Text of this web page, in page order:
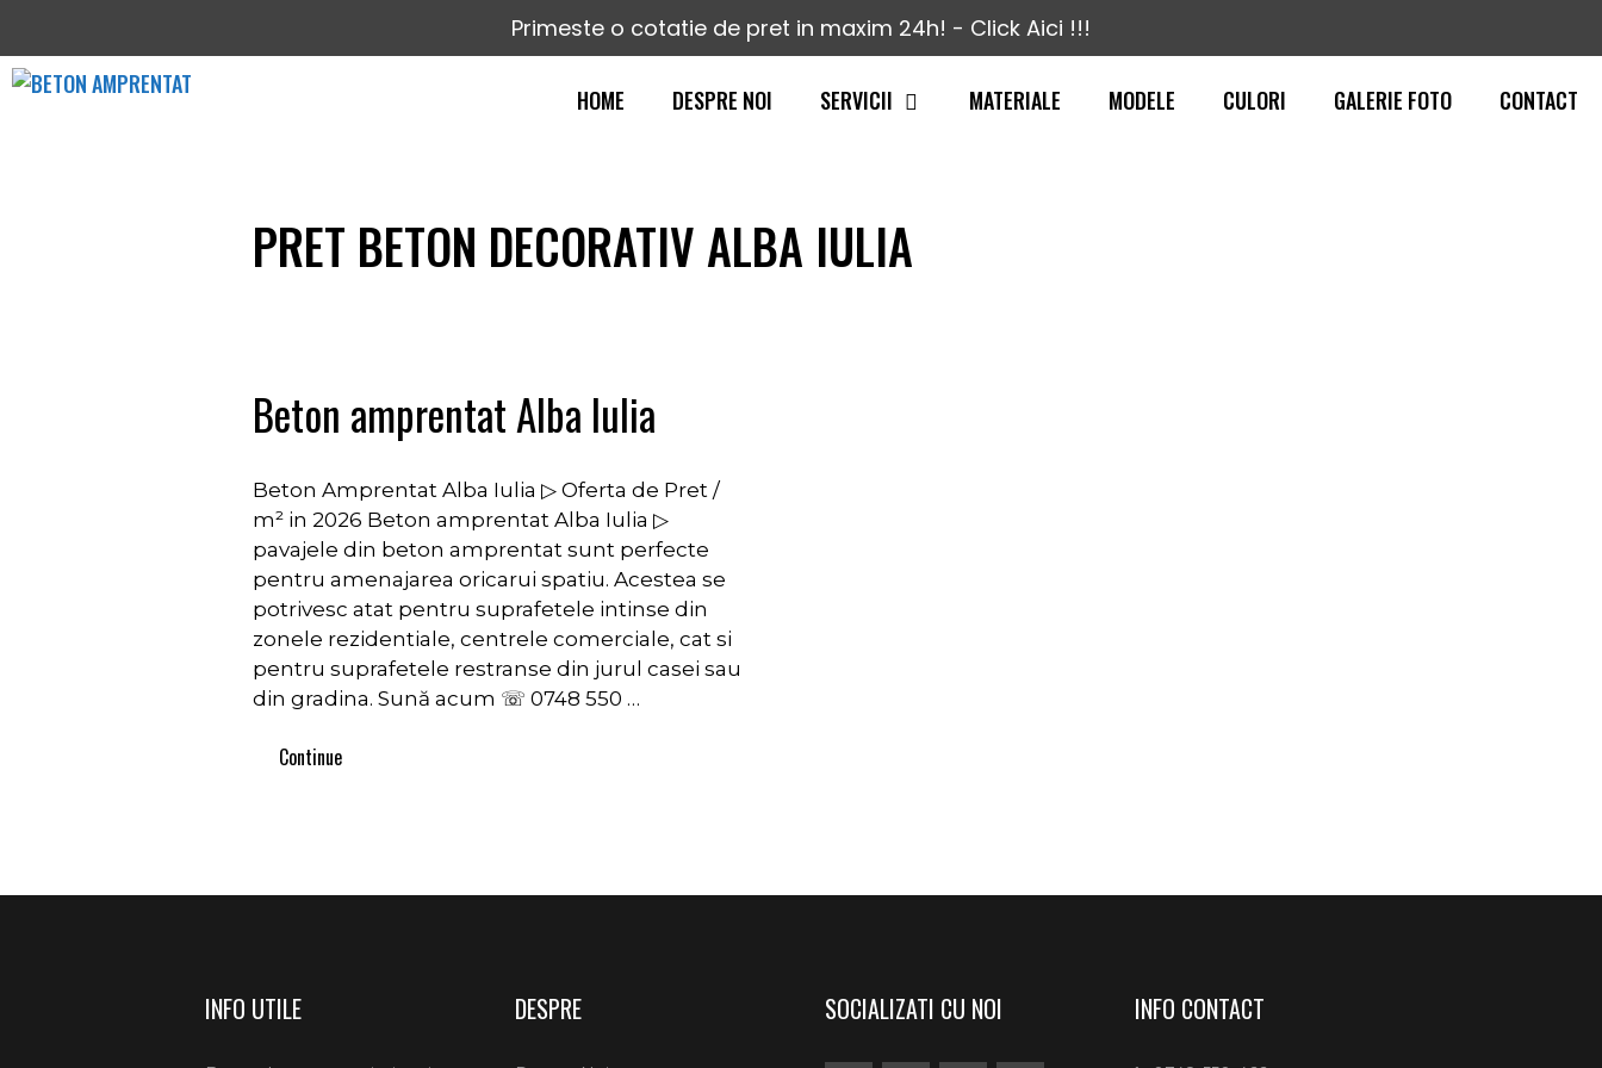
conținut
Primeste o cotatie de pret in maxim 24h! - Click Aici !!!
HOME DESPRE NOI SERVICII MATERIALE MODELE CULORI GALERIE FOTO CONTACT
PRET BETON DECORATIV ALBA IULIA
Beton amprentat Alba Iulia
Beton Amprentat Alba Iulia ▷ Oferta de Pret /
m² in 2026 Beton amprentat Alba Iulia ▷
pavajele din beton amprentat sunt perfecte
pentru amenajarea oricarui spatiu. Acestea se
potrivesc atat pentru suprafetele intinse din
zonele rezidentiale, centrele comerciale, cat si
pentru suprafetele restranse din jurul casei sau
din gradina. Sună acum ☏ 0748 550 …
Continue
INFO UTILE DESPRE SOCIALIZATI CU NOI INFO CONTACT